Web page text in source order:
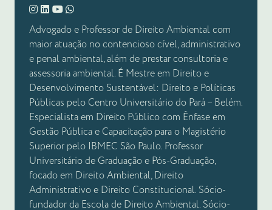
Advogado e Professor de Direito Ambiental com
maior atuação no contencioso cível, administrativo
e penal ambiental, além de prestar consultoria e
assessoria ambiental. É Mestre em Direito e
Desenvolvimento Sustentável: Direito e Políticas
Públicas pelo Centro Universitário do Pará – Belém.
Especialista em Direito Público com Ênfase em
Gestão Pública e Capacitação para o Magistério
Superior pelo IBMEC São Paulo. Professor
Universitário de Graduação e Pós-Graduação,
focado em Direito Ambiental, Direito
Administrativo e Direito Constitucional. Sócio-
fundador da Escola de Direito Ambiental. Sócio-